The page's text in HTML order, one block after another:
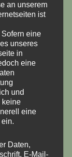
Motor
WBX ,
an unserem
ist
eine
unseres
in
eine
und
keine
eine
Daten,
E-Mail-